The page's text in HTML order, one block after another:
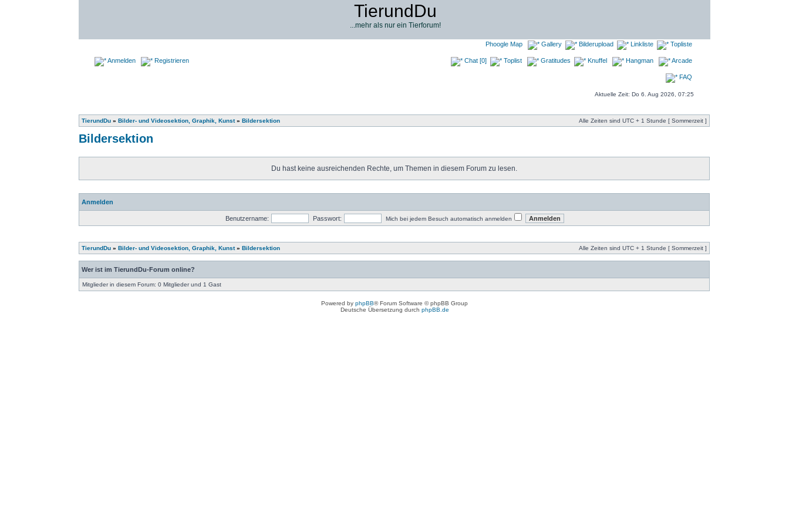
TierundDu
...mehr als nur ein Tierforum!
Anmelden Registrieren
Phoogle Map Gallery Bilderupload Linkliste Topliste
Chat [0] Toplist Gratitudes Knuffel Hangman Arcade
FAQ
Aktuelle Zeit: Do 6. Aug 2026, 07:25
TierundDu »Bilder- und Videosektion, Graphik, Kunst»Bildersektion Alle Zeiten sind UTC + 1 Stunde [ Sommerzeit ]
Bildersektion
Du hast keine ausreichenden Rechte, um Themen in diesem Forum zu lesen.
Anmelden
Benutzername: Passwort: Mich bei jedem Besuch automatisch anmelden
TierundDu »Bilder- und Videosektion, Graphik, Kunst»Bildersektion Alle Zeiten sind UTC + 1 Stunde [ Sommerzeit ]
Wer ist im TierundDu-Forum online?
Mitglieder in diesem Forum: 0 Mitglieder und 1 Gast
Powered by phpBB® Forum Software © phpBB Group
Deutsche Übersetzung durch phpBB.de